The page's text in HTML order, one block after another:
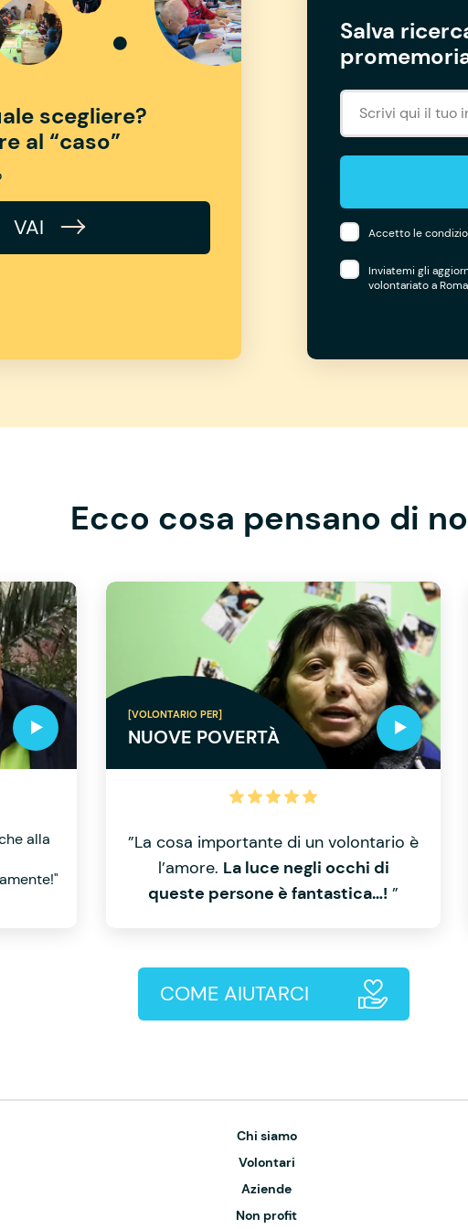
scegliere?
al “caso”
VAI
Salva
Accetto le
Inviatemi gli
volontariato a Roma
Ecco cosa pensano di
alla
[VOLONTARIO PER]
NUOVE POVERTÀ
”La cosa importante di un volontario è
l’amore. La luce negli occhi di
queste persone è fantastica…! ”
COME AIUTARCI
Chi siamo
Volontari
Aziende
Non profit